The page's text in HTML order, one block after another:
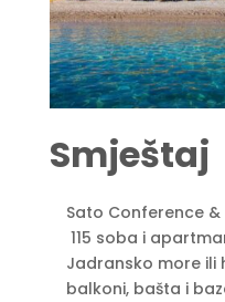
Smještaj
Sato Conference &
115 soba i
Jadransko more ili
balkoni, bašta i